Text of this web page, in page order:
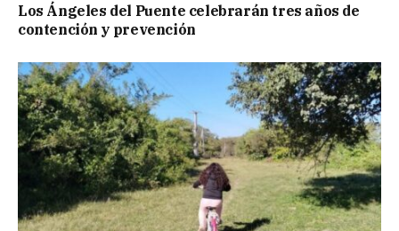
Los Ángeles del Puente celebrarán tres años de
contención y prevención